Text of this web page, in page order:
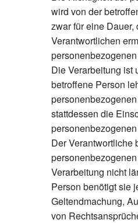
wird von der
zwar für eine Dauer,
Verantwortlichen
Die Verarbeitung ist
betroffene Person
stattdessen die
Der Verantwortliche
Verarbeitung nicht
Person benötigt sie
Geltendmachung,
von